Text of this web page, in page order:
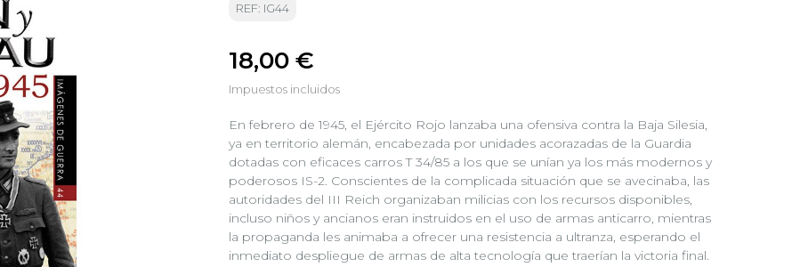
REF: IG44
18,00 €
Impuestos incluidos
En febrero de 1945, el Ejército Rojo lanzaba una ofensiva contra la Baja Silesia,
ya en territorio alemán, encabezada por unidades acorazadas de la Guardia
dotadas con eficaces carros T 34/85 a los que se unían ya los más modernos y
poderosos IS-2. Conscientes de la complicada situación que se avecinaba, las
autoridades del III Reich organizaban milicias con los recursos disponibles,
incluso niños y ancianos eran instruidos en el uso de armas anticarro, mientras
la propaganda les animaba a ofrecer una resistencia a ultranza, esperando el
inmediato despliegue de armas de alta tecnología que traerían la victoria final.